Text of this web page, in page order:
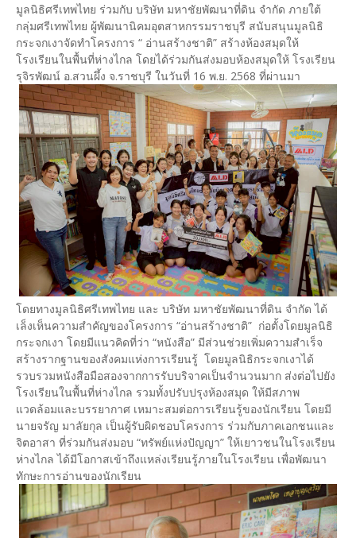
มูลนิธิศรีเทพไทย ร่วมกับ บริษัท มหาชัยพัฒนาที่ดิน จำกัด ภายใต้
กลุ่มศรีเทพไทย ผู้พัฒนานิคมอุตสาหกรรมราชบุรี สนับสนุนมูลนิธิ
กระจกเงาจัดทำโครงการ “ อ่านสร้างชาติ” สร้างห้องสมุดให้
โรงเรียนในพื้นที่ห่างไกล โดยได้ร่วมกันส่งมอบห้องสมุดให้ โรงเรียน
รุจิรพัฒน์ อ.สวนผึ้ง จ.ราชบุรี ในวันที่ 16 พ.ย. 2568 ที่ผ่านมา
โดยทางมูลนิธิศรีเทพไทย และ บริษัท มหาชัยพัฒนาที่ดิน จำกัด ได้
เล็งเห็นความสำคัญของโครงการ “อ่านสร้างชาติ” ก่อตั้งโดยมูลนิธิ
กระจกเงา โดยมีแนวคิดที่ว่า “หนังสือ” มีส่วนช่วยเพิ่มความสำเร็จ
สร้างรากฐานของสังคมแห่งการเรียนรู้ โดยมูลนิธิกระจกเงาได้
รวบรวมหนังสือมือสองจากการรับบริจาคเป็นจำนวนมาก ส่งต่อไปยัง
โรงเรียนในพื้นที่ห่างไกล รวมทั้งปรับปรุงห้องสมุด ให้มีสภาพ
แวดล้อมและบรรยากาศ เหมาะสมต่อการเรียนรู้ของนักเรียน โดยมี
นายจรัญ มาลัยกุล เป็นผู้รับผิดชอบโครงการ ร่วมกับภาคเอกชนและ
จิตอาสา ที่ร่วมกันส่งมอบ “ทรัพย์แห่งปัญญา” ให้เยาวชนในโรงเรียน
ห่างไกล ได้มีโอกาสเข้าถึงแหล่งเรียนรู้ภายในโรงเรียน เพื่อพัฒนา
ทักษะการอ่านของนักเรียน